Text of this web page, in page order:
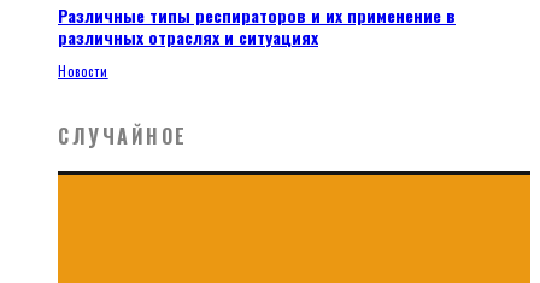
Различные типы респираторов и их применение в
различных отраслях и ситуациях
Новости
СЛУЧАЙНОЕ